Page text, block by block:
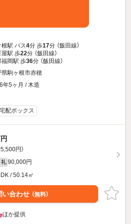
根駅 バス4分 歩17分 （飯田線）
屋駅 歩22分 （飯田線）
福岡駅 歩36分 （飯田線）
県駒ヶ根市赤穂
年5ヶ月 / 木造
宅配ボックス
円）
礼 90,000円
/ 50.14㎡
い合わせ （無料）
ほか提供